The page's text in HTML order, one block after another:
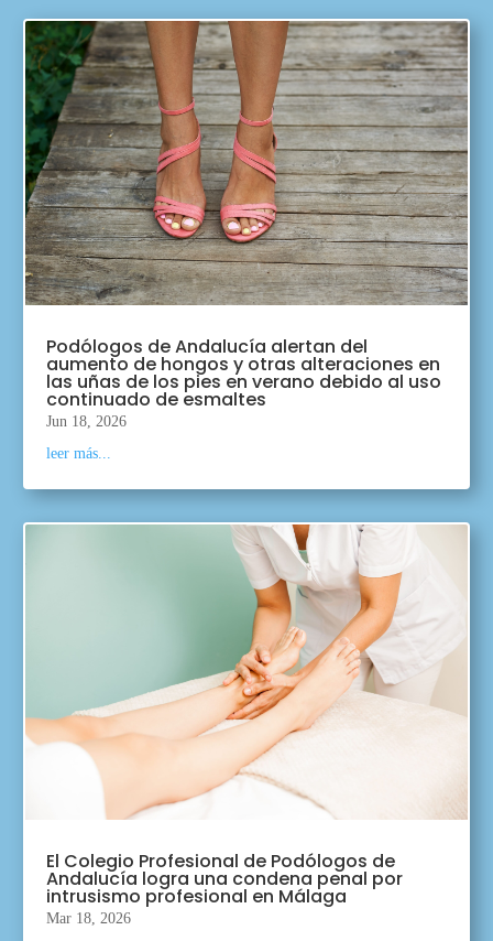
Podólogos de Andalucía alertan del
aumento de hongos y otras alteraciones en
las uñas de los pies en verano debido al uso
continuado de esmaltes
Jun 18, 2026
leer más...
El Colegio Profesional de Podólogos de
Andalucía logra una condena penal por
intrusismo profesional en Málaga
Mar 18, 2026